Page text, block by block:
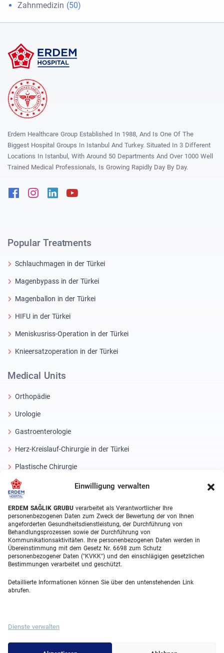
Einwilligung verwalten
ERDEM SAĞLIK GRUBU verarbeitet als Verantwortlicher Ihre
personenbezogenen Daten zum Zweck der Bewertung der von Ihnen
angeforderten Gesundheitsdienstleistung, der Durchführung von
Behandlungsprozessen sowie der Durchführung von
Kommunikationsaktivitäten. Ihre personenbezogenen Daten werden in
Übereinstimmung mit dem Gesetz Nr. 6698 zum Schutz
personenbezogener Daten ("KVKK") und den einschlägigen gesetzlichen
Bestimmungen verarbeitet und geschützt.
Detaillierte Informationen können Sie über den untenstehenden Link
abrufen.
Dienste verwalten
Zahnmedizin (50)
Erdem Healthcare Group Established In 1988, And Is One Of The
Biggest Hospital Groups In Istanbul And Turkey. Situated In 3 Different
Locations In Istanbul, With Around 50 Departments And Over 1000 Well
Trained Medical Professionals, Is Growing Rapidly Day By Day.
FacebookInstagram
Linkedin
Popular Treatments
Schlauchmagen in der Türkei
Magenbypass in der Türkei
Magenballon in der Türkei
HIFU in der Türkei
Meniskusriss-Operation in der Türkei
Knieersatzoperation in der Türkei
Medical Units
Orthopädie
Urologie
Gastroenterologie
Herz-Kreislauf-Chirurgie in der Türkei
Plastische Chirurgie
Haartransplantationsbehandlungen
Laser Eye
About Erdem
Über uns
Medizinische Einheiten